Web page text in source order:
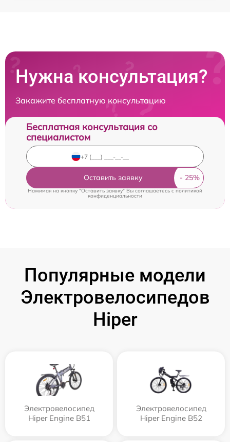
Нужна консультация?
Закажите бесплатную консультацию
Бесплатная консультация со
специалистом
Оставить заявку
Нажимая на кнопку "Оставить заявку" Вы соглашаетесь c политикой
конфиденциальности
Популярные модели
Электровелосипедов
Hiper
Электровелосипед
Hiper Engine B51
Электровелосипед
Hiper Engine B52